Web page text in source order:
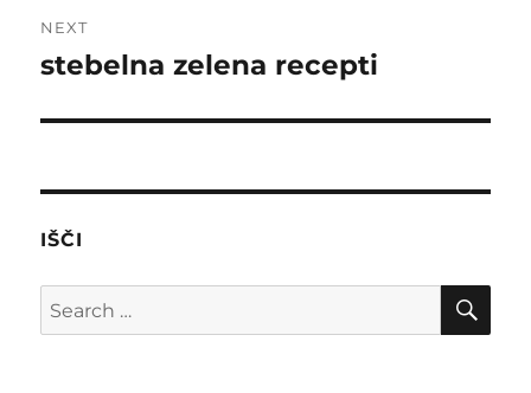
NEXT
Next
stebelna zelena recepti
IŠČI
Search
for: